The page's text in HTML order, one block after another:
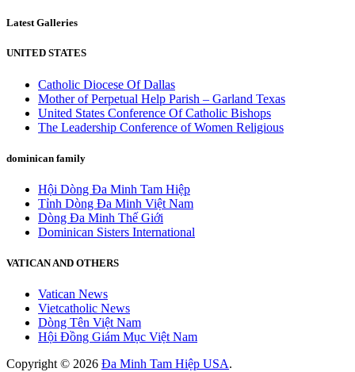
Latest Galleries
UNITED STATES
Catholic Diocese Of Dallas
Mother of Perpetual Help Parish – Garland Texas
United States Conference Of Catholic Bishops
The Leadership Conference of Women Religious
dominican family
Hội Dòng Đa Minh Tam Hiệp
Tỉnh Dòng Đa Minh Việt Nam
Dòng Đa Minh Thế Giới
Dominican Sisters International
VATICAN AND OTHERS
Vatican News
Vietcatholic News
Dòng Tên Việt Nam
Hội Đồng Giám Mục Việt Nam
Copyright © 2026 Đa Minh Tam Hiệp USA.